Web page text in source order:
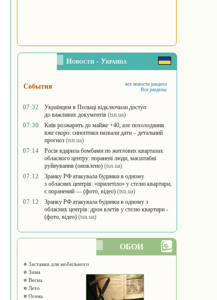
Новости - Украина
События
все новости раздела
Все разделы
07:32
Українцям в Польщі відключили доступ
до важливих документів (tsn.ua)
07:30
Київ розжарить до майже +40, але похолодання
вже скоро: синоптики назвали дати – детальний
прогноз (tsn.ua)
07:14
Росія вдарила бомбами по житлових кварталах
обласного центру: поранені люди, масштабні
руйнування (оновлено) (tsn.ua)
07:12
Зранку РФ атакувала будинки в одному
з обласних центрів: «прилетіло» у стелю квартири,
є поранений — (фото, відео) (tsn.ua)
07:12
Зранку РФ атакувала будинки в одному з
обласних центрів: дрон влетів у стелю квартири -
(фото, відео) (tsn.ua)
ОБОИ
Заставки для мобильного
Зима
Весна
Лето
Осень